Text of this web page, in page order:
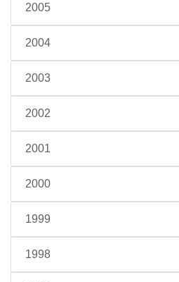
2005
2004
2003
2002
2001
2000
1999
1998